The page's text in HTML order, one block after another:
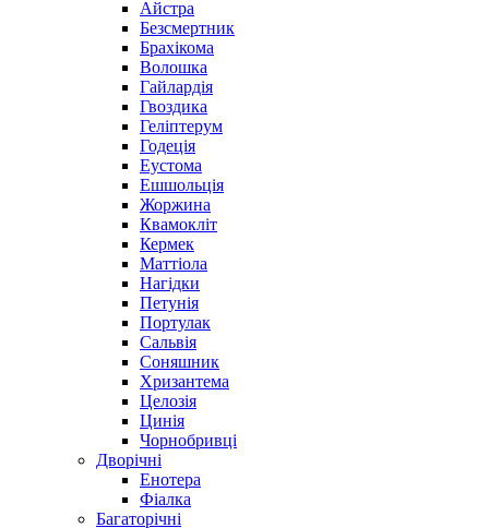
Айстра
Безсмертник
Брахікома
Волошка
Гайлардія
Гвоздика
Геліптерум
Годеція
Еустома
Ешшольція
Жоржина
Квамокліт
Кермек
Маттіола
Нагідки
Петунія
Портулак
Сальвія
Соняшник
Хризантема
Целозія
Цинія
Чорнобривці
Дворічні
Енотера
Фіалка
Багаторічні